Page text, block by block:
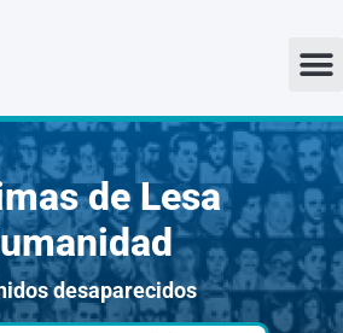
de Lesa
desaparecidos